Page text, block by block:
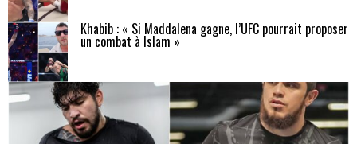
Khabib : « Si Maddalena gagne, l’UFC pourrait proposer
un combat à Islam »